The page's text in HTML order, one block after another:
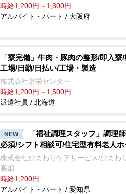
時給1,200円～1,300円
アルバイト・パート / 大阪府
「寮完備」牛肉・豚肉の整形/即入寮
工場/日勤/日払い/工場・製造
株式会社京栄センター
時給1,200円～1,500円
派遣社員 / 北海道
NEW
「福祉調理スタッフ」調理
必須/シフト相談可/住宅型有料老人
株式会社ひまわりケアサービス/ひまわ
高畑
時給1,200円
アルバイト・パート / 愛知県